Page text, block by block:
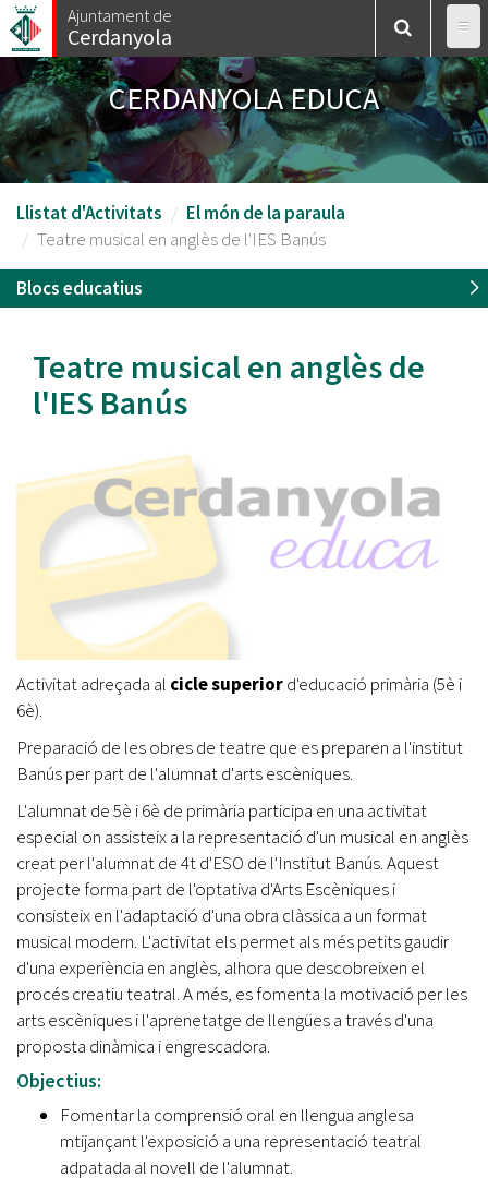
Vés
al
contingut
Ajuntament de
Cerdanyola
CERDANYOLA EDUCA
Llistat d'Activitats
El món de la paraula
Teatre musical en anglès de l'IES Banús
Blocs educatius
Teatre musical en anglès de
l'IES Banús
Activitat adreçada al cicle superiord'educació primària (5è i
6è).
Preparació de les obres de teatre que es preparen a l'institut
Banús per part de l'alumnat d'arts escèniques.
L'alumnat de 5è i 6è de primària participa en una activitat
especial on assisteix a la representació d'un musical en anglès
creat per l'alumnat de 4t d'ESO de l'Institut Banús. Aquest
projecte forma part de l'optativa d'Arts Escèniques i
consisteix en l'adaptació d'una obra clàssica a un format
musical modern. L'activitat els permet als més petits gaudir
d'una experiència en anglès, alhora que descobreixen el
procés creatiu teatral. A més, es fomenta la motivació per les
arts escèniques i l'aprenetatge de llengües a través d'una
proposta dinàmica i engrescadora.
Objectius:
Fomentar la comprensió oral en llengua anglesa
mtijançant l'exposició a una representació teatral
adpatada al novell de l'alumnat.